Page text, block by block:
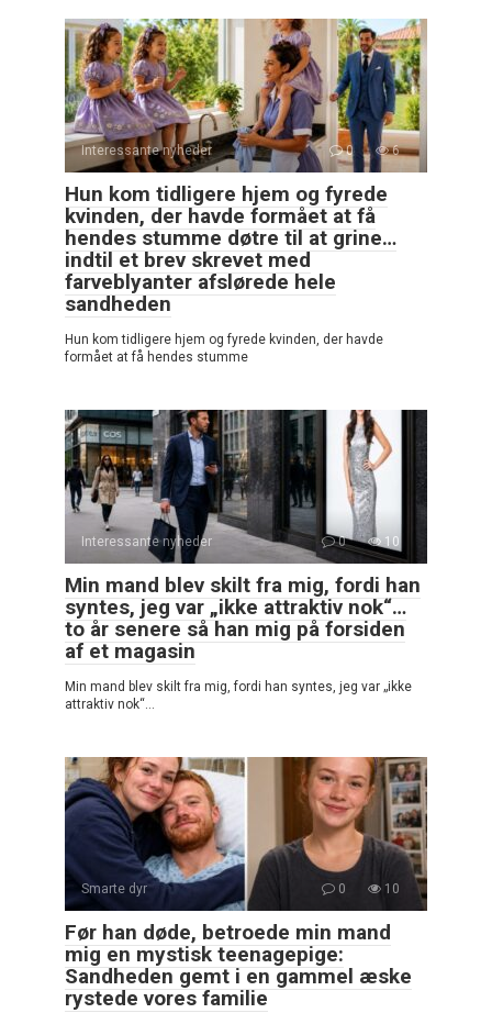
Interessante nyheder 0 6
Hun kom tidligere hjem og fyrede
kvinden, der havde formået at få
hendes stumme døtre til at grine…
indtil et brev skrevet med
farveblyanter afslørede hele
sandheden
Hun kom tidligere hjem og fyrede kvinden, der havde
formået at få hendes stumme
Interessante nyheder 0 10
Min mand blev skilt fra mig, fordi han
syntes, jeg var „ikke attraktiv nok“…
to år senere så han mig på forsiden
af et magasin
Min mand blev skilt fra mig, fordi han syntes, jeg var „ikke
attraktiv nok“…
Smarte dyr 0 10
Før han døde, betroede min mand
mig en mystisk teenagepige:
Sandheden gemt i en gammel æske
rystede vores familie